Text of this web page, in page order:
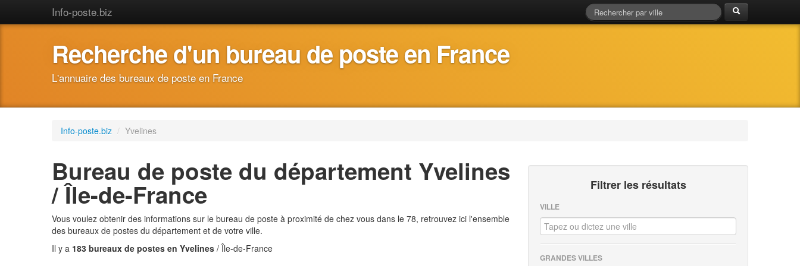
Info-poste.biz
Recherche d'un bureau de poste en France
L'annuaire des bureaux de poste en France
Info-poste.biz / Yvelines
Bureau de poste du département Yvelines
/ Île-de-France
Vous voulez obtenir des informations sur le bureau de poste à proximité de chez vous dans le 78, retrouvez ici l'ensemble
des bureaux de postes du département et de votre ville.
Il y a 183 bureaux de postes en Yvelines / Île-de-France
Filtrer les résultats
VILLE
GRANDES VILLES